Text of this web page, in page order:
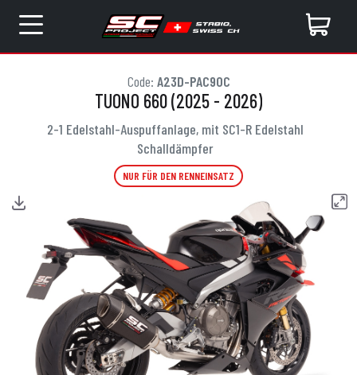
Code: A23D-PAC90C
TUONO 660 (2025 - 2026)
2-1 Edelstahl-Auspuffanlage, mit SC1-R Edelstahl
Schalldämpfer
NUR FÜR DEN RENNEINSATZ